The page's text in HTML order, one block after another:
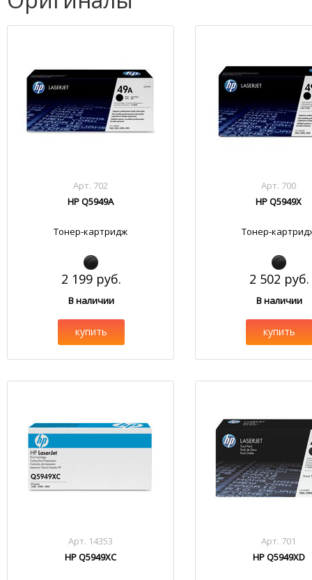
Арт. 702
HP Q5949A
Тонер-картридж
2 199 руб.
В наличии
купить
Арт. 700
HP Q5949X
Тонер-
2 502 руб.
В наличии
купить
Арт. 14353
HP Q5949XC
Арт. 701
HP Q5949XD